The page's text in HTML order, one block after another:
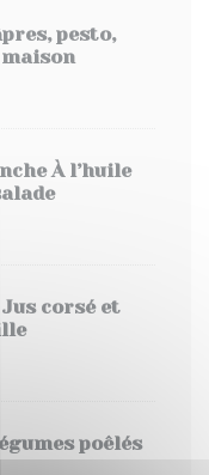
pesto,
À l’huile
corsé et
poêlés